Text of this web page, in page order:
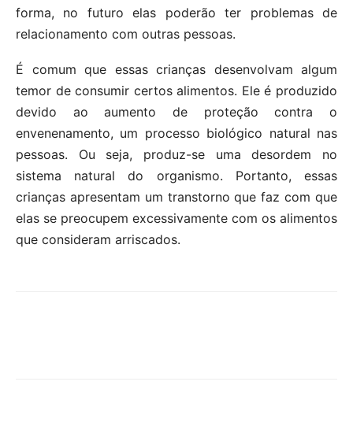
forma, no futuro elas poderão ter problemas de
relacionamento com outras pessoas.
É comum que essas crianças desenvolvam algum
temor de consumir certos alimentos. Ele é produzido
devido ao aumento de proteção contra o
envenenamento, um processo biológico natural nas
pessoas. Ou seja, produz-se uma desordem no
sistema natural do organismo. Portanto, essas
crianças apresentam um transtorno que faz com que
elas se preocupem excessivamente com os alimentos
que consideram arriscados.